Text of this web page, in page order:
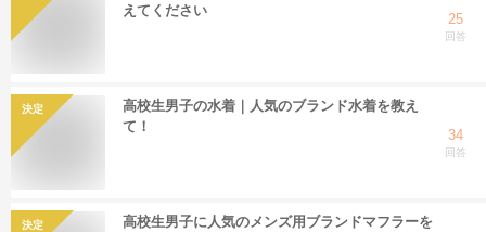
えてください
25
回答
決定
高校生男子の水着｜人気のブランド水着を教え
て！
34
回答
決定
高校生男子に人気のメンズ用ブランドマフラーを